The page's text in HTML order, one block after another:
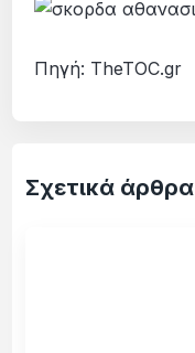
Πηγή: TheTOC.gr
Σχετικά άρθρα